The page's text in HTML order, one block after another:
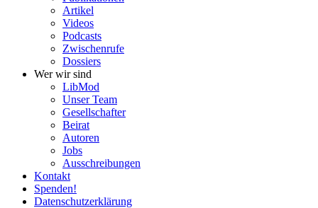
Artikel
Videos
Podcasts
Zwischenrufe
Dossiers
Wer wir sind
LibMod
Unser Team
Gesell­schafter
Beirat
Autoren
Jobs
Ausschrei­bungen
Kontakt
Spenden!
Daten­schutz­er­klärung